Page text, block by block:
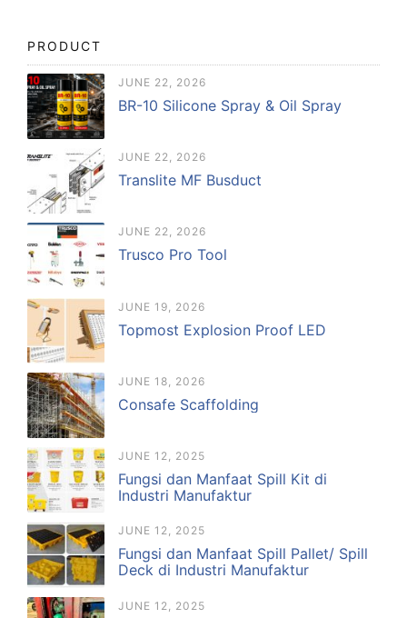
PRODUCT
JUNE 22, 2026
BR-10 Silicone Spray & Oil Spray
JUNE 22, 2026
Translite MF Busduct
JUNE 22, 2026
Trusco Pro Tool
JUNE 19, 2026
Topmost Explosion Proof LED
JUNE 18, 2026
Consafe Scaffolding
JUNE 12, 2025
Fungsi dan Manfaat Spill Kit di
Industri Manufaktur
JUNE 12, 2025
Fungsi dan Manfaat Spill Pallet/ Spill
Deck di Industri Manufaktur
JUNE 12, 2025